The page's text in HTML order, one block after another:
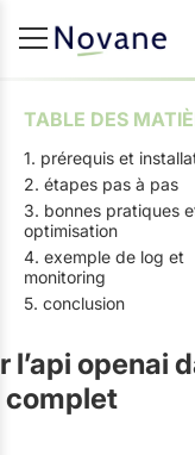
TABLE DES
1. prérequis et
2. étapes pas à pas
3. bonnes pratiques
optimisation
4. exemple de log et
monitoring
5. conclusion
l’api openai